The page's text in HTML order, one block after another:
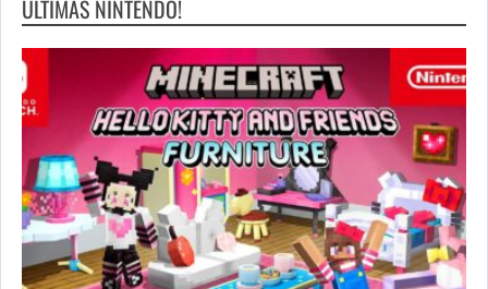
ULTIMAS NINTENDO!